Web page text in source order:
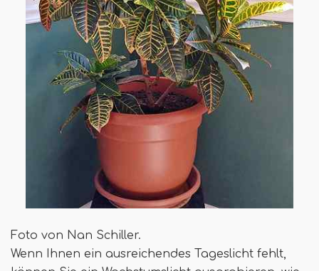
Foto von Nan Schiller.
Wenn Ihnen ein ausreichendes Tageslicht fehlt,